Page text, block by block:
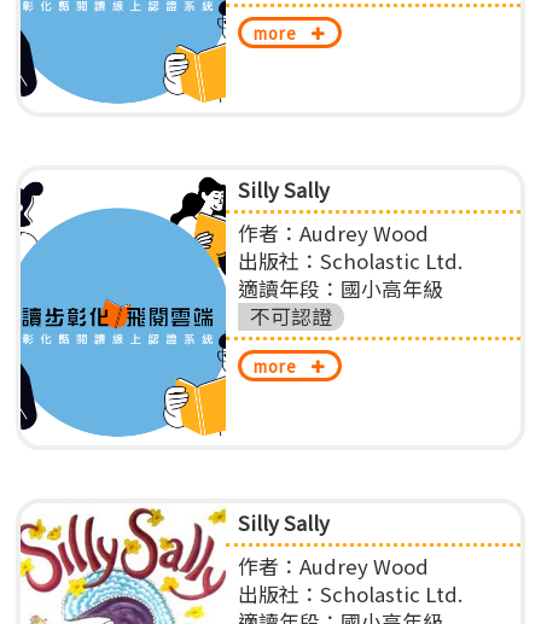
more
Silly Sally
作者：Audrey Wood
出版社：Scholastic Ltd.
適讀年段：國小高年級
不可認證
more
Silly Sally
作者：Audrey Wood
出版社：Scholastic Ltd.